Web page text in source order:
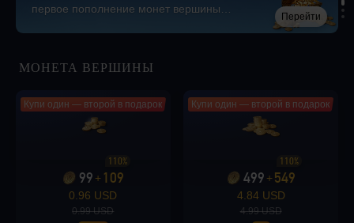
первое пополнение монет вершины
Перейти
МОНЕТА ВЕРШИНЫ
Купи один — второй в подарок
99 + 109
110%
0.96 USD
0.99 USD
Купи один — второй в подарок
499 +549
110%
4.84 USD
4.99 USD